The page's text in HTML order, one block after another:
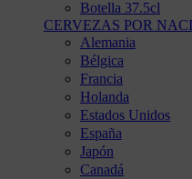
Botella 37.5cl
CERVEZAS POR
Alemania
Bélgica
Francia
Holanda
Estados Unidos
España
Japón
Canadá